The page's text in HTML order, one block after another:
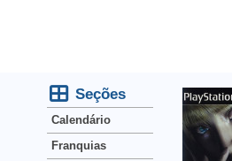
Seções
Calendário
Franquias